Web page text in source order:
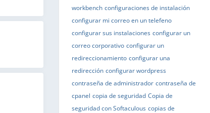
workbench configuraciones de instalación
configurar mi correo en un telefeno
configurar sus instalaciones configurar un
correo corporativo configurar un
redireccionamiento configurar una
redirección configurar wordpress
contraseña de administrador contraseña de
cpanel copia de seguridad Copia de
seguridad con Softaculous copias de